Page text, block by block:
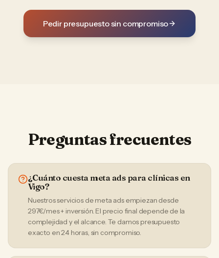
Pedir presupuesto sin compromiso
Preguntas frecuentes
¿Cuánto cuesta meta ads para clínicas en
Vigo?
Nuestros servicios de meta ads empiezan desde
297€/mes + inversión. El precio final depende de la
complejidad y el alcance. Te damos presupuesto
exacto en 24 horas, sin compromiso.